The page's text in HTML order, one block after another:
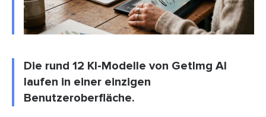
Die rund 12 KI-Modelle von GetImg AI
laufen in einer einzigen
Benutzeroberfläche.